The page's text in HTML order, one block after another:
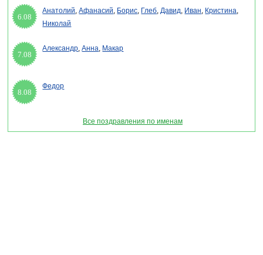
6.08
Анатолий,Афанасий, Борис, Глеб,Давид, Иван, Кристина,
Николай
7.08
Александр,Анна, Макар
8.08
Федор
Все поздравления по именам